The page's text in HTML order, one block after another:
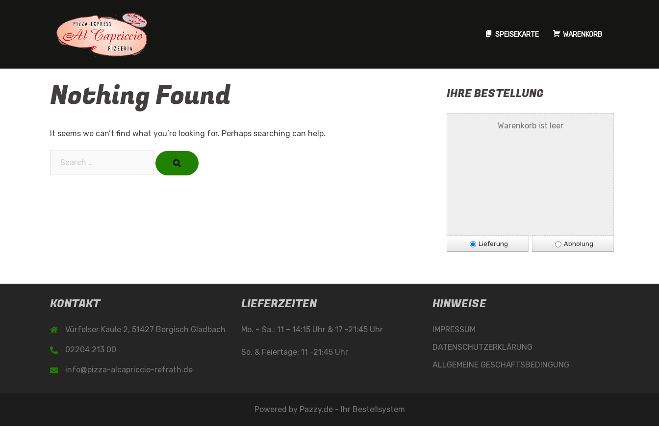
SPEISEKARTE WARENKORB
Nothing Found
It seems we can’t find what you’re looking for. Perhaps searching can help.
IHRE BESTELLUNG
Warenkorb ist leer
Lieferung Abholung
KONTAKT
Vürfelser Kaule 2, 51427 Bergisch Gladbach
02204 213 00
info@pizza-alcapriccio-refrath.de
LIEFERZEITEN
Mo. – Sa.: 11 – 14:15 Uhr & 17 -21:45 Uhr
So. & Feiertage: 11 -21:45 Uhr
HINWEISE
IMPRESSUM
DATENSCHUTZERKLÄRUNG
ALLGEMEINE GESCHÄFTSBEDINGUNG
Powered by Pazzy.de - Ihr Bestellsystem